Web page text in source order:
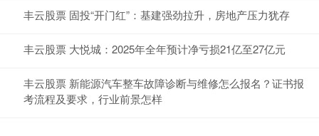
丰云股票 固投“开门红”：基建强劲拉升，房地产压力犹存
丰云股票 大悦城：2025年全年预计净亏损21亿至27亿元
丰云股票 新能源汽车整车故障诊断与维修怎么报名？证书报
考流程及要求，行业前景怎样